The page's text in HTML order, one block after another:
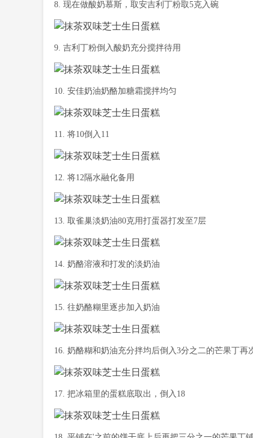
8. 现在做酸奶慕斯，取安吉利丁粉取5克入碗
9. 吉利丁粉倒入酸奶充分搅拌待用
10. 安佳奶油奶酪加糖霜搅拌均匀
11. 将10倒入11
12. 将12隔水融化备用
13. 取雀巢淡奶油80克用打蛋器打发至7层
14. 奶酪溶液和打发的淡奶油
15. 往奶酪糊里逐步加入奶油
16. 奶酪糊和奶油充分拌均后倒入3分之二的芒果丁再
17. 把冰箱里的蛋糕底取出，倒入18